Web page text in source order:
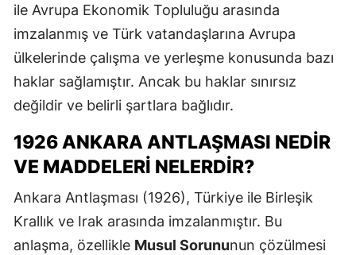
ile Avrupa Ekonomik Topluluğu arasında
imzalanmış ve Türk vatandaşlarına Avrupa
ülkelerinde çalışma ve yerleşme konusunda bazı
haklar sağlamıştır. Ancak bu haklar sınırsız
değildir ve belirli şartlara bağlıdır.
1926 ANKARA ANTLAŞMASI NEDIR
VE MADDELERI NELERDIR?
Ankara Antlaşması (1926), Türkiye ile Birleşik
Krallık ve Irak arasında imzalanmıştır. Bu
anlaşma, özellikle Musul Sorununun çözülmesi